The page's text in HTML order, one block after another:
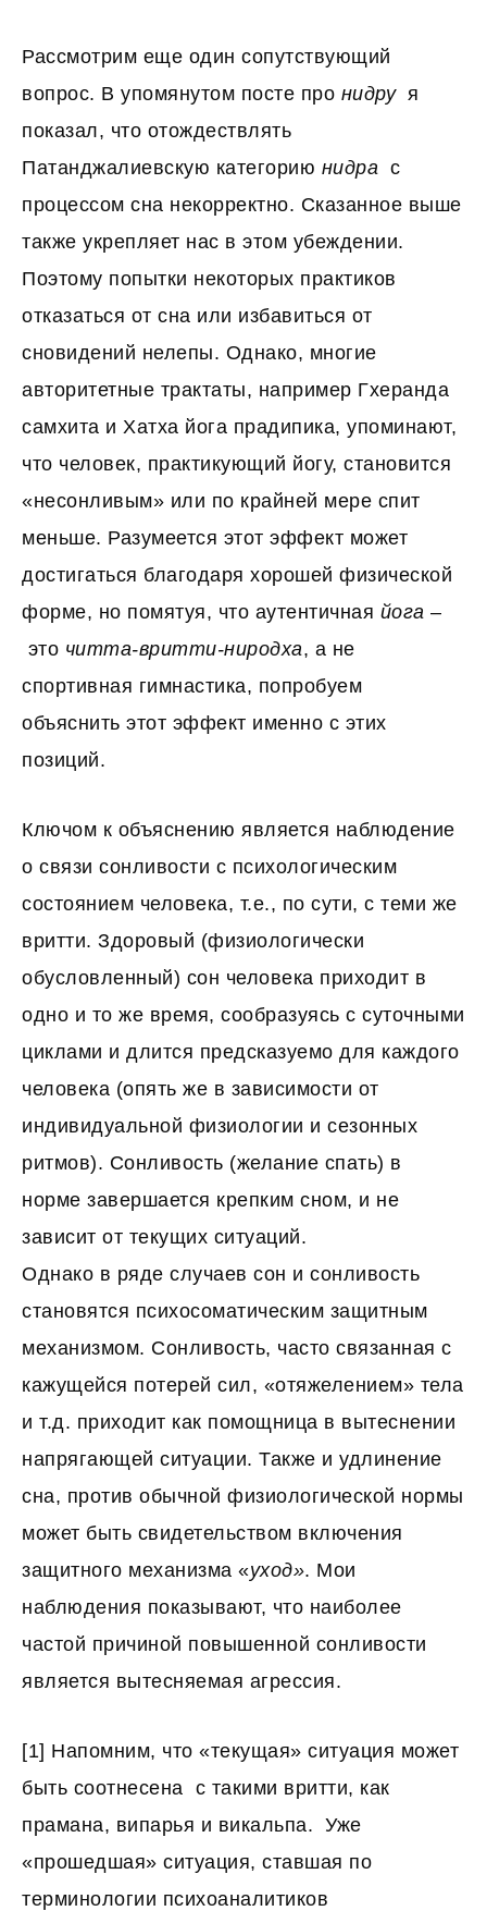
Рассмотрим еще один сопутствующий
вопрос. В упомянутом посте про нидруя
показал, что отождествлять
Патанджалиевскую категорию нидра с
процессом сна некорректно. Сказанное выше
также укрепляет нас в этом убеждении.
Поэтому попытки некоторых практиков
отказаться от сна или избавиться от
сновидений нелепы. Однако, многие
авторитетные трактаты, например Гхеранда
самхита и Хатха йога прадипика, упоминают,
что человек, практикующий йогу, становится
«несонливым» или по крайней мере спит
меньше. Разумеется этот эффект может
достигаться благодаря хорошей физической
форме, но помятуя, что аутентичная йога –
это читта-вритти-ниродха, а не
спортивная гимнастика, попробуем
объяснить этот эффект именно с этих
позиций.
Ключом к объяснению является наблюдение
о связи сонливости с психологическим
состоянием человека, т.е., по сути, с теми же
вритти. Здоровый (физиологически
обусловленный) сон человека приходит в
одно и то же время, сообразуясь с суточными
циклами и длится предсказуемо для каждого
человека (опять же в зависимости от
индивидуальной физиологии и сезонных
ритмов). Сонливость (желание спать) в
норме завершается крепким сном, и не
зависит от текущих ситуаций.
Однако в ряде случаев сон и сонливость
становятся психосоматическим защитным
механизмом. Сонливость, часто связанная с
кажущейся потерей сил, «отяжелением» тела
и т.д. приходит как помощница в вытеснении
напрягающей ситуации. Также и удлинение
сна, против обычной физиологической нормы
может быть свидетельством включения
защитного механизма «уход». Мои
наблюдения показывают, что наиболее
частой причиной повышенной сонливости
является вытесняемая агрессия.
[1] Напомним, что «текущая» ситуация может
быть соотнесена с такими вритти, как
прамана, випарья и викальпа. Уже
«прошедшая» ситуация, ставшая по
терминологии психоаналитиков